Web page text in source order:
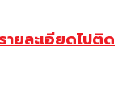
ายละเอียดไปติด